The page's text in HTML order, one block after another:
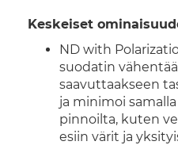
Keskeiset
ND with
suodatin
saavuttaakseen
ja minimoi
pinnoilta, kuten
esiin värit ja